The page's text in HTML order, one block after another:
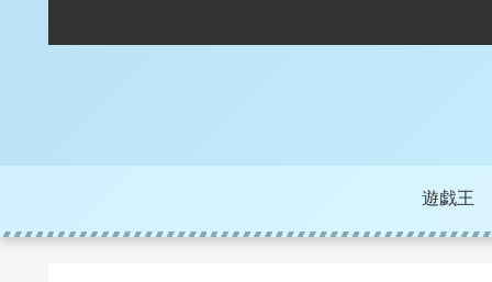
遊戯王